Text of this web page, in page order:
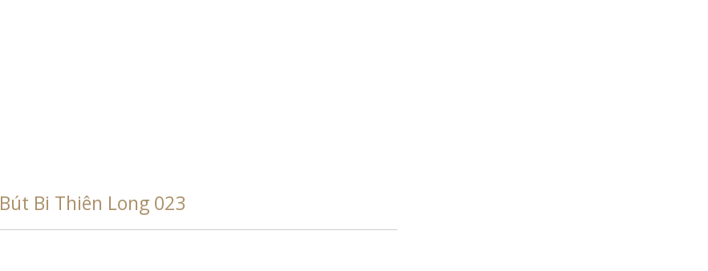
Bút Bi Thiên Long 023